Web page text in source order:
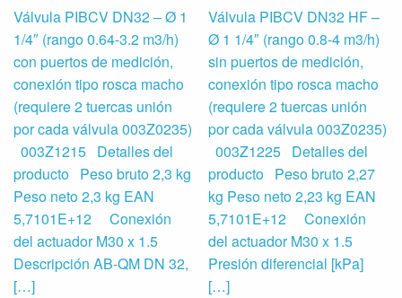
Válvula PIBCV DN32 – Ø 1
1/4″ (rango 0.64-3.2 m3/h)
con puertos de medición,
conexión tipo rosca macho
(requiere 2 tuercas unión
por cada válvula 003Z0235)
003Z1215 Detalles del
producto Peso bruto 2,3 kg
Peso neto 2,3 kg EAN
5,7101E+12 Conexión
del actuador M30 x 1.5
Descripción AB-QM DN 32,
[…]
Válvula PIBCV DN32 HF –
Ø 1 1/4″ (rango 0.8-4 m3/h)
sin puertos de medición,
conexión tipo rosca macho
(requiere 2 tuercas unión
por cada válvula 003Z0235)
003Z1225 Detalles del
producto Peso bruto 2,27
kg Peso neto 2,23 kg EAN
5,7101E+12 Conexión
del actuador M30 x 1.5
Presión diferencial [kPa]
[…]